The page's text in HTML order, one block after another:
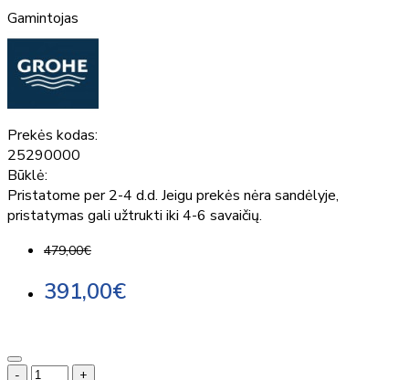
Gamintojas
Prekės kodas:
25290000
Būklė:
Pristatome per 2-4 d.d. Jeigu prekės nėra sandėlyje,
pristatymas gali užtrukti iki 4-6 savaičių.
479,00€
391,00€
- +